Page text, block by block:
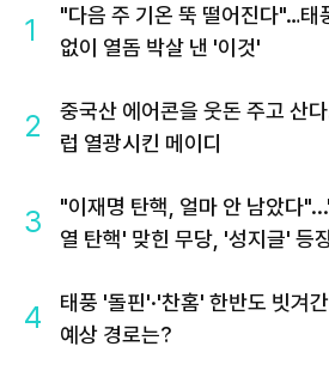
1
"다음 주 기온 뚝 떨어진다"…태
없이 열돔 박살 낸 '이것'
2
중국산 에어콘을 웃돈 주고 산
럽 열광시킨 메이디
3
"이재명 탄핵, 얼마 안 남았다
열 탄핵' 맞힌 무당, '성지글' 등
4
태풍 '돌핀'·'찬홈' 한반도 빗겨
예상 경로는?